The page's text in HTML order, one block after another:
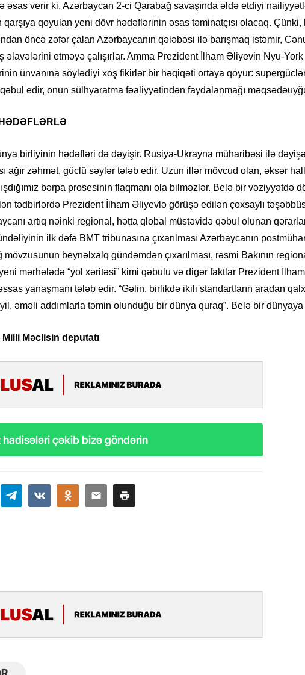
əsas verir ki, Azərbaycan 2-ci Qarabağ savaşında əldə etdiyi
qoyulan yeni dövr hədəflərinin əsas təminatçısı olacaq.
öncə zəfər çalan Azərbaycanın qələbəsi ilə barışmaq istəmir,
əlavələrini etməyə çalışırlar. Amma Prezident İlham Əliyevin Nyu-
ünvanına söylədiyi xoş fikirlər bir həqiqəti ortaya qoyur:
edir, onun sülhyaratma fəaliyyətindən faydalanmağı
HƏDƏFLƏRLƏ
birliyinin hədəfləri də dəyişir. Rusiya-Ukrayna müharibəsi ilə
ağır zəhmət, güclü səylər tələb edir. Uzun illər mövcud olan, əksər
bərpa prosesinin flaqmanı ola bilməzlər. Belə bir
tədbirlərdə Prezident İlham Əliyevlə görüşə edilən çoxsaylı
artıq nəinki regional, hətta qlobal müstəvidə qəbul olunan
ilk dəfə BMT tribunasına çıxarılması Azərbaycanın
beynəlxalq gündəmdən çıxarılması, rəsmi Bakının
mərhələdə “yol xəritəsi” kimi qəbulu və digər faktlar Prezident
yanaşmanı tələb edir. “Gəlin, birlikdə ikili standartların aradan
əməli addımlarla təmin olunduğu bir dünya quraq”. Belə bir dünyaya
Məclisin deputatı
çəkib bizə göndərin
Albert
yaxşı
Şuşa
yazır
siyasi